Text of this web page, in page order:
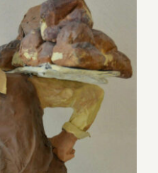
e i “maestri” del